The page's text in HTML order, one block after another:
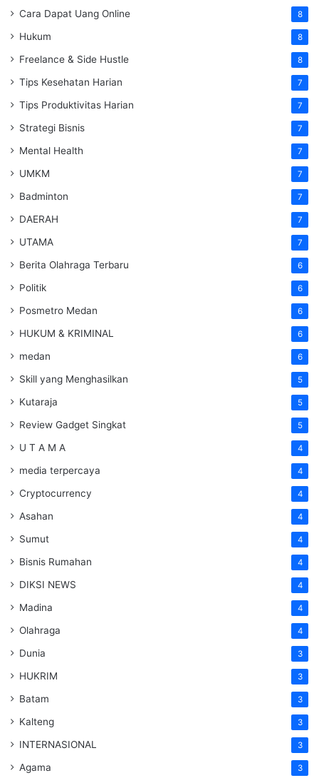
Cara Dapat Uang Online 8
Hukum 8
Freelance & Side Hustle 8
Tips Kesehatan Harian 7
Tips Produktivitas Harian 7
Strategi Bisnis 7
Mental Health 7
UMKM 7
Badminton 7
DAERAH 7
UTAMA 7
Berita Olahraga Terbaru 6
Politik 6
Posmetro Medan 6
HUKUM & KRIMINAL 6
medan 6
Skill yang Menghasilkan 5
Kutaraja 5
Review Gadget Singkat 5
U T A M A 4
media terpercaya 4
Cryptocurrency 4
Asahan 4
Sumut 4
Bisnis Rumahan 4
DIKSI NEWS 4
Madina 4
Olahraga 4
Dunia 3
HUKRIM 3
Batam 3
Kalteng 3
INTERNASIONAL 3
Agama 3